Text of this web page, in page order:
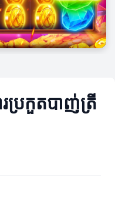
រកួតបាញ់ត្រី